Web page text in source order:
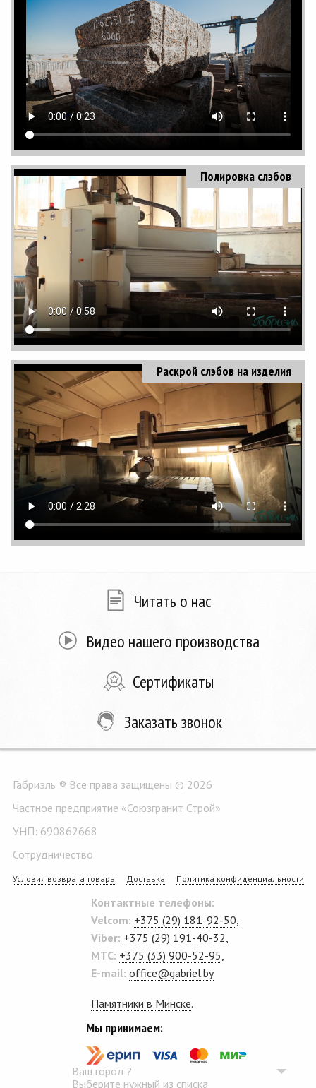
Полировка слэбов
Раскрой слэбов на изделия
Читать о нас
Видео нашего производства
Сертификаты
Заказать звонок
Габриэль ® Все права защищены © 2026
Частное предприятие «Союзгранит Строй»
УНП: 690862668
Сотрудничество
Условия возврата товара Доставка Политика конфиденциальности
Контактные телефоны:
Velcom: +375 (29) 181-92-50
Viber: +375 (29) 191-40-32
MTC: +375 (33) 900-52-95
E-mail: office@gabriel.by
Памятники в Минске.
Мы принимаем:
Ваш город ?
Выберите нужный из списка